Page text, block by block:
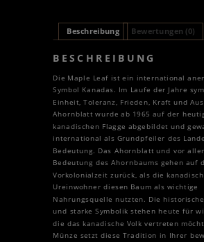
Beschreibung Bewertungen (0)
BESCHREIBUNG
Die Maple Leaf ist ein international
Symbol Kanadas. Im Laufe der Jahre
Einheit, Toleranz, Frieden, Kraft und
Ahornblatt wurde ab 1965 auf der
kanadischen Flagge abgebildet und
international als Grundpfeiler des
Bedeutung. Das Ahornblatt und vor
Bedeutung des Ahornbaums gehen auf
Vorkolonialzeit zurück, als die
Ureinwohner diesen Baum als wichtige
Nahrungsquelle nutzten. Die
und starke Symbolik stehen heute für
die das kanadische Volk vertreten
Münze setzt diese Tradition in Ihrer